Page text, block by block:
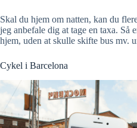
Skal du hjem om natten, kan du
jeg anbefale dig at tage en taxa. Så
hjem, uden at skulle skifte bus mv.
Cykel i Barcelona